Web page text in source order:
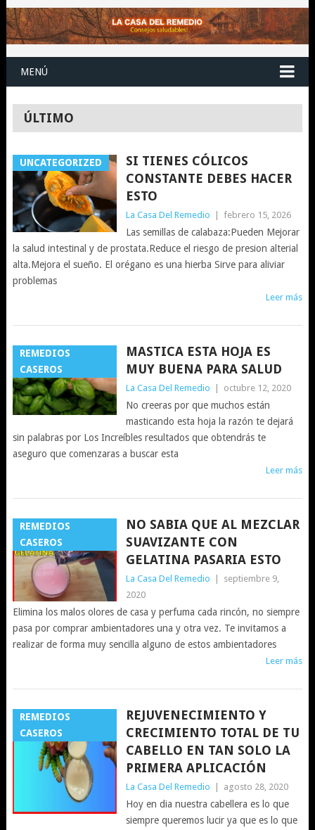
MENÚ
ÚLTIMO
UNCATEGORIZED
SI TIENES CÓLICOS
CONSTANTE DEBES HACER
ESTO
La Casa Del Remedio febrero 15, 2026
Las semillas de calabaza:Pueden Mejorar
la salud intestinal y de prostata.Reduce el riesgo de presion alterial
alta.Mejora el sueño. El orégano es una hierba Sirve para aliviar
problemas
Leer más
REMEDIOS
CASEROS
MASTICA ESTA HOJA ES
MUY BUENA PARA SALUD
La Casa Del Remedio octubre 12, 2020
No creeras por que muchos están
masticando esta hoja la razón te dejará
sin palabras por Los Increíbles resultados que obtendrás te
aseguro que comenzaras a buscar esta
Leer más
REMEDIOS
CASEROS
NO SABIA QUE AL MEZCLAR
SUAVIZANTE CON
GELATINA PASARIA ESTO
La Casa Del Remedio
septiembre 9,
2020
Elimina los malos olores de casa y perfuma cada rincón, no siempre
pasa por comprar ambientadores una y otra vez. Te invitamos a
realizar de forma muy sencilla alguno de estos ambientadores
Leer más
REMEDIOS
CASEROS
REJUVENECIMIENTO Y
CRECIMIENTO TOTAL DE TU
CABELLO EN TAN SOLO LA
PRIMERA APLICACIÓN
La Casa Del Remedio agosto 28, 2020
Hoy en dia nuestra cabellera es lo que
siempre queremos lucir ya que es lo que